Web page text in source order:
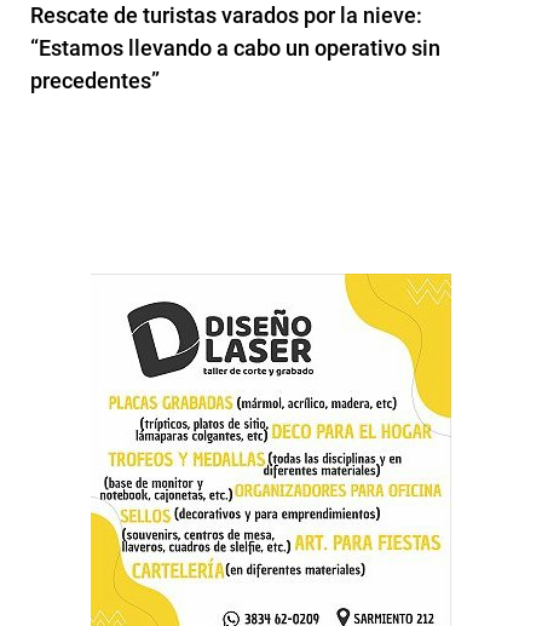
Rescate de turistas varados por la nieve:
“Estamos llevando a cabo un operativo sin
precedentes”